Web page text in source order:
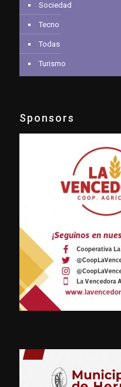
Sociedad
Tecno
Todas
Turismo
Sponsors